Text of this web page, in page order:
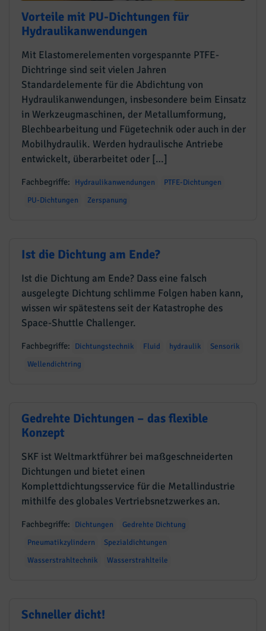
Vorteile mit PU-Dichtungen für
Hydraulikanwendungen
Mit Elastomerelementen vorgespannte PTFE-
Dichtringe sind seit vielen Jahren
Standardelemente für die Abdichtung von
Hydraulikanwendungen, insbesondere beim Einsatz
in Werkzeugmaschinen, der Metallumformung,
Blechbearbeitung und Fügetechnik oder auch in der
Mobilhydraulik. Werden hydraulische Antriebe
entwickelt, überarbeitet oder […]
Fachbegriffe: Hydraulikanwendungen
PTFE-Dichtungen
PU-Dichtungen
Zerspanung
Ist die Dichtung am Ende?
Ist die Dichtung am Ende? Dass eine falsch
ausgelegte Dichtung schlimme Folgen haben kann,
wissen wir spätestens seit der Katastrophe des
Space-Shuttle Challenger.
Fachbegriffe: Dichtungstechnik Fluid hydraulik
Sensorik
Wellendichtring
Gedrehte Dichtungen – das flexible
Konzept
SKF ist Weltmarktführer bei maßgeschneiderten
Dichtungen und bietet einen
Komplettdichtungsservice für die Metallindustrie
mithilfe des globales Vertriebsnetzwerkes an.
Fachbegriffe: Dichtungen
Gedrehte Dichtung
Pneumatikzylindern
Spezialdichtungen
Wasserstrahltechnik
Wasserstrahlteile
Schneller dicht!